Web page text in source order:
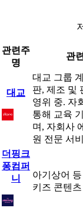
관련주
명
관
대교
대교 그룹
판, 제조 및
영위 중. 자
통해 교육
며, 자회사
원 전문 서
더핑크
퐁컴퍼
니
아기상어
키즈 콘텐